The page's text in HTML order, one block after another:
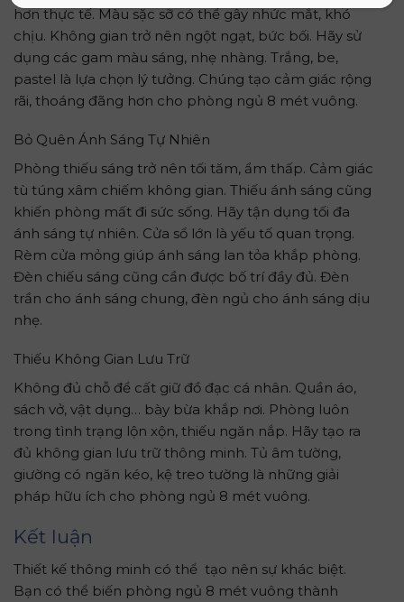
hơn thực tế. Màu sặc sỡ có thể gây nhức mắt, khó
chịu. Không gian trở nên ngột ngạt, bức bối. Hãy sử
dụng các gam màu sáng, nhẹ nhàng. Trắng, be,
pastel là lựa chọn lý tưởng. Chúng tạo cảm giác rộng
rãi, thoáng đãng hơn cho phòng ngủ 8 mét vuông.
Bỏ Quên Ánh Sáng Tự Nhiên
Phòng thiếu sáng trở nên tối tăm, ẩm thấp. Cảm giác
tù túng xâm chiếm không gian. Thiếu ánh sáng cũng
khiến phòng mất đi sức sống. Hãy tận dụng tối đa
ánh sáng tự nhiên. Cửa sổ lớn là yếu tố quan trọng.
Rèm cửa mỏng giúp ánh sáng lan tỏa khắp phòng.
Đèn chiếu sáng cũng cần được bố trí đầy đủ. Đèn
trần cho ánh sáng chung, đèn ngủ cho ánh sáng dịu
nhẹ.
Thiếu Không Gian Lưu Trữ
Không đủ chỗ để cất giữ đồ đạc cá nhân. Quần áo,
sách vở, vật dụng… bày bừa khắp nơi. Phòng luôn
trong tình trạng lộn xộn, thiếu ngăn nắp. Hãy tạo ra
đủ không gian lưu trữ thông minh. Tủ âm tường,
giường có ngăn kéo, kệ treo tường là những giải
pháp hữu ích cho phòng ngủ 8 mét vuông.
Kết luận
Thiết kế thông minh có thể tạo nên sự khác biệt.
Bạn có thể biến phòng ngủ 8 mét vuông thành